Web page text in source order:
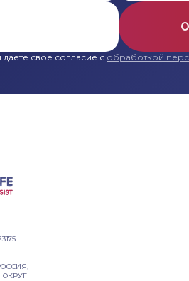
свое согласие с обработкой